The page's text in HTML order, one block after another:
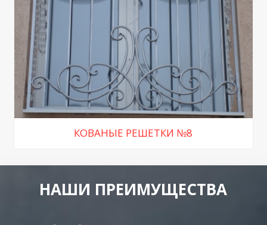
КОВАНЫЕ РЕШЕТКИ №8
НАШИ ПРЕИМУЩЕСТВА